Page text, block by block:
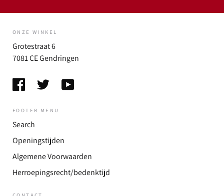
ONZE WINKEL
Grotestraat 6
7081 CE Gendringen
FOOTER MENU
Search
Openingstijden
Algemene Voorwaarden
Herroepingsrecht/bedenktijd